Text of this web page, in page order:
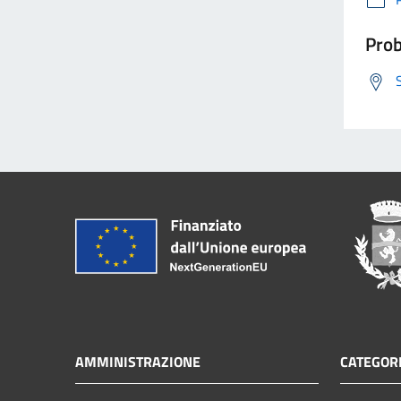
AMMINISTRAZIONE